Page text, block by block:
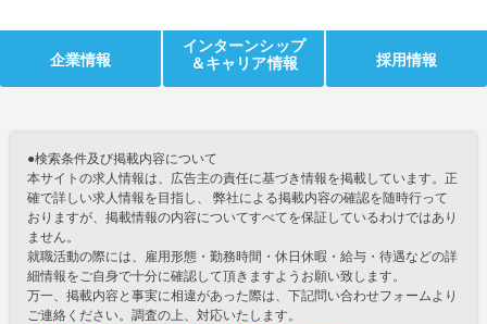
企業情報
インターンシップ
＆キャリア情報
採用情報
●検索条件及び掲載内容について
本サイトの求人情報は、広告主の責任に基づき情報を掲載しています。正
確で詳しい求人情報を目指し、 弊社による掲載内容の確認を随時行って
おりますが、掲載情報の内容についてすべてを保証しているわけではあり
ません。
就職活動の際には、雇用形態・勤務時間・休日休暇・給与・待遇などの詳
細情報をご自身で十分に確認して頂きますようお願い致します。
万一、掲載内容と事実に相違があった際は、下記問い合わせフォームより
ご連絡ください。調査の上、対応いたします。